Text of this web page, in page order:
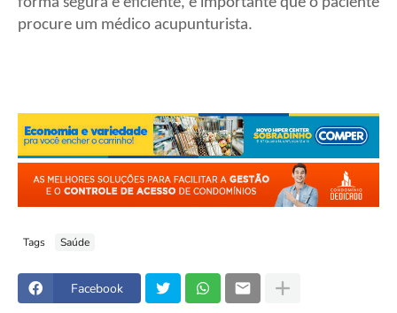
procure um médico acupunturista.
Tags Saúde
Facebook